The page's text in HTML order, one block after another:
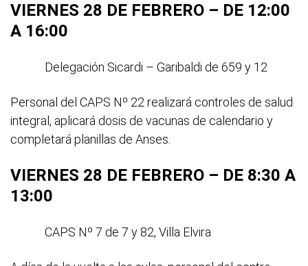
VIERNES 28 DE FEBRERO – DE 12:00
A 16:00
Delegación Sicardi – Garibaldi de 659 y 12
Personal del CAPS Nº 22 realizará controles de salud
integral, aplicará dosis de vacunas de calendario y
completará planillas de Anses.
VIERNES 28 DE FEBRERO – DE 8:30 A
13:00
CAPS Nº 7 de 7 y 82, Villa Elvira